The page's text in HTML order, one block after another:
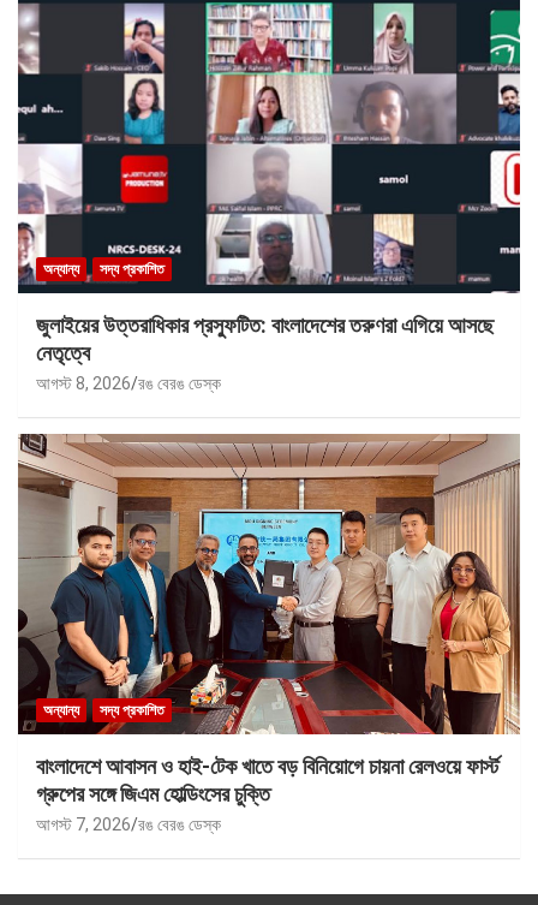
অন্যান্য সদ্য প্রকাশিত
জুলাইয়ের উত্তরাধিকার প্রস্ফুটিত: বাংলাদেশের তরুণরা এগিয়ে আসছে
নেতৃত্বে
আগস্ট 8, 2026 রঙ বেরঙ ডেস্ক
অন্যান্য সদ্য প্রকাশিত
বাংলাদেশে আবাসন ও হাই-টেক খাতে বড় বিনিয়োগে চায়না রেলওয়ে ফার্স্ট
গ্রুপের সঙ্গে জিএম হোল্ডিংসের চুক্তি
আগস্ট 7, 2026 রঙ বেরঙ ডেস্ক